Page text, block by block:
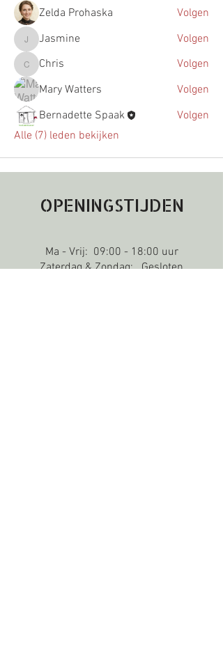
Zelda Prohaska
Volgen
JasmineJasmine Volgen
ChrisChris
Volgen
Mary Watters
Volgen
Bernadette Spaak
Volgen
Alle (7) leden bekijken
OPENINGSTIJDEN
Ma - Vrij: 09:00 - 18:00 uur
Zaterdag & Zondag: Gesloten